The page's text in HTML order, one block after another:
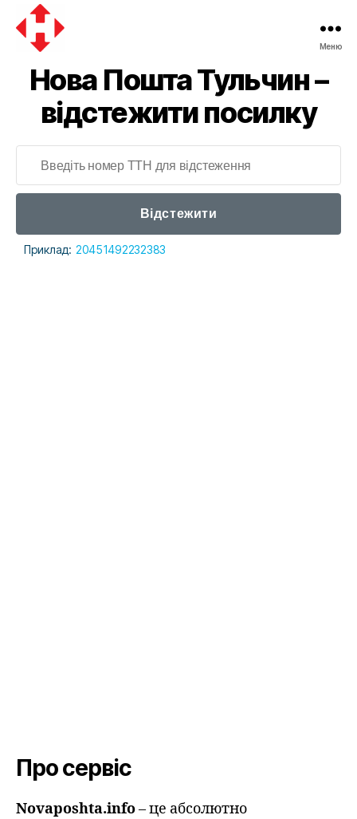
Меню
Нова Пошта Тульчин –
відстежити посилку
Відстежити
Приклад: 20451492232383
Про сервіс
Novaposhta.info– це абсолютно